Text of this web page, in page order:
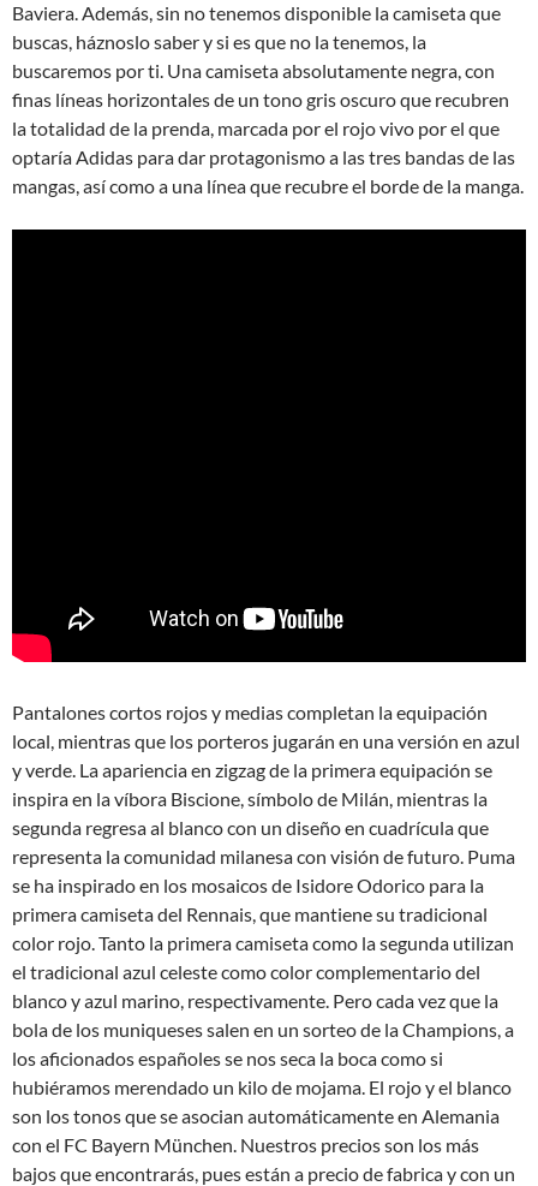
Baviera. Además, sin no tenemos disponible la camiseta que
buscas, háznoslo saber y si es que no la tenemos, la
buscaremos por ti. Una camiseta absolutamente negra, con
finas líneas horizontales de un tono gris oscuro que recubren
la totalidad de la prenda, marcada por el rojo vivo por el que
optaría Adidas para dar protagonismo a las tres bandas de las
mangas, así como a una línea que recubre el borde de la manga.
Pantalones cortos rojos y medias completan la equipación
local, mientras que los porteros jugarán en una versión en azul
y verde. La apariencia en zigzag de la primera equipación se
inspira en la víbora Biscione, símbolo de Milán, mientras la
segunda regresa al blanco con un diseño en cuadrícula que
representa la comunidad milanesa con visión de futuro. Puma
se ha inspirado en los mosaicos de Isidore Odorico para la
primera camiseta del Rennais, que mantiene su tradicional
color rojo. Tanto la primera camiseta como la segunda utilizan
el tradicional azul celeste como color complementario del
blanco y azul marino, respectivamente. Pero cada vez que la
bola de los muniqueses salen en un sorteo de la Champions, a
los aficionados españoles se nos seca la boca como si
hubiéramos merendado un kilo de mojama. El rojo y el blanco
son los tonos que se asocian automáticamente en Alemania
con el FC Bayern München. Nuestros precios son los más
bajos que encontrarás, pues están a precio de fabrica y con un